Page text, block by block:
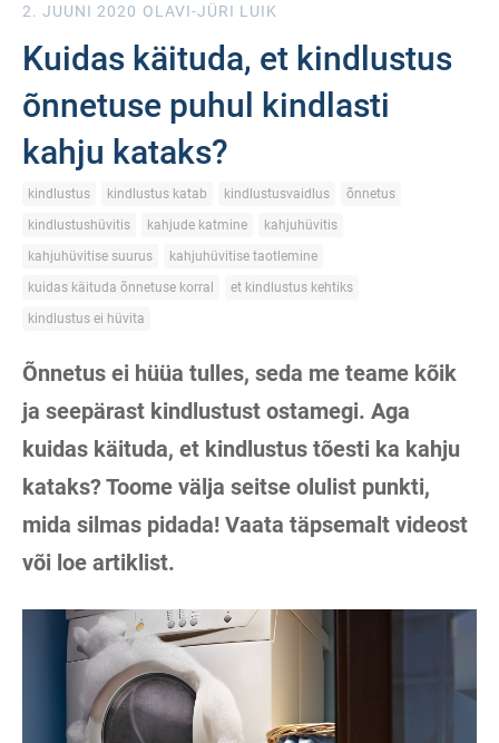
2. JUUNI 2020 OLAVI-JÜRI LUIK
Kuidas käituda, et kindlustus
õnnetuse puhul kindlasti
kahju kataks?
kindlustus kindlustus katab kindlustusvaidlus
õnnetus
kindlustushüvitis
kahjude katmine
kahjuhüvitis
kahjuhüvitise suurus
kahjuhüvitise taotlemine
kuidas käituda õnnetuse korral
et kindlustus kehtiks
kindlustus ei hüvita
Õnnetus ei hüüa tulles, seda me teame kõik
ja seepärast kindlustust ostamegi. Aga
kuidas käituda, et kindlustus tõesti ka kahju
kataks? Toome välja seitse olulist punkti,
mida silmas pidada! Vaata täpsemalt videost
või loe artiklist.